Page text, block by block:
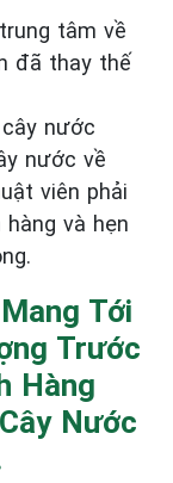
tâm về
đã thay thế
nước
nước về
viên phải
và hẹn
Tới
Trước
Hàng
Nước